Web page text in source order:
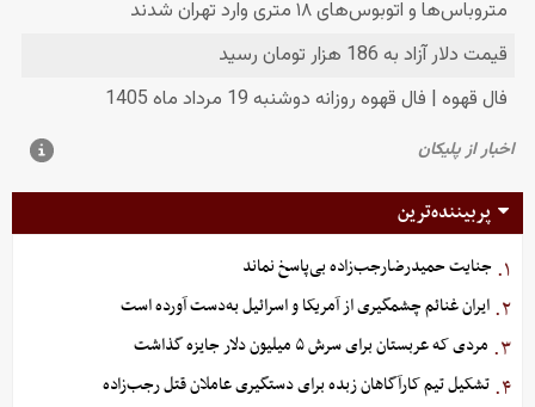
پربیننده‌ترین
۱. جنایت حمیدرضارجب‌زاده بی‌پاسخ نماند
۲. ایران غنائم چشمگیری از آمریکا و اسرائیل به‌دست آورده است
۳. مردی که عربستان برای سرش ۵ میلیون دلار جایزه گذاشت
۴. تشکیل تیم کارآگاهان زبده برای دستگیری عاملان قتل رجب‌زاده